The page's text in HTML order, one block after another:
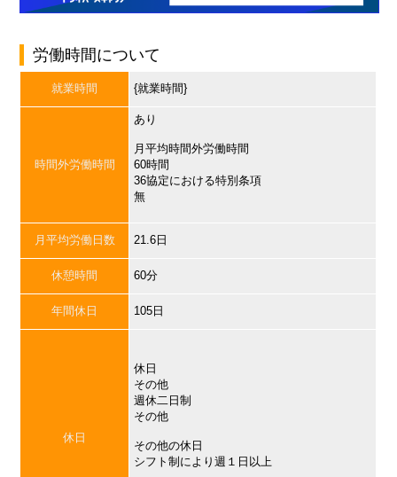
労働時間について
就業時間 {就業時間}
時間外労働時間
あり
月平均時間外労働時間
60時間
36協定における特別条項
無
月平均労働日数 21.6日
休憩時間 60分
年間休日 105日
休日
休日
その他
週休二日制
その他
その他の休日
シフト制により週１日以上